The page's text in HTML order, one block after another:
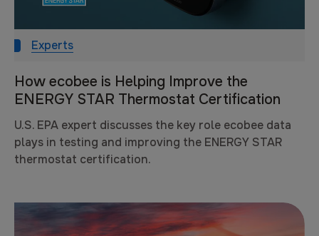
Experts
How ecobee is Helping Improve the
ENERGY STAR Thermostat Certification
U.S. EPA expert discusses the key role ecobee data
plays in testing and improving the ENERGY STAR
thermostat certification.